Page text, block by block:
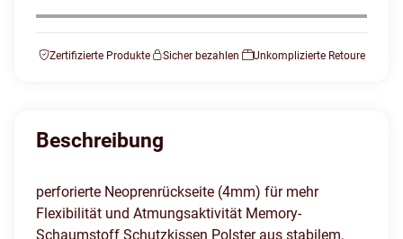
Zertifizierte Produkte Sicher bezahlen Unkomplizierte Retoure
Beschreibung
perforierte Neoprenrückseite (4mm) für mehr
Flexibilität und Atmungsaktivität Memory-
Schaumstoff Schutzkissen Polster aus stabilem,